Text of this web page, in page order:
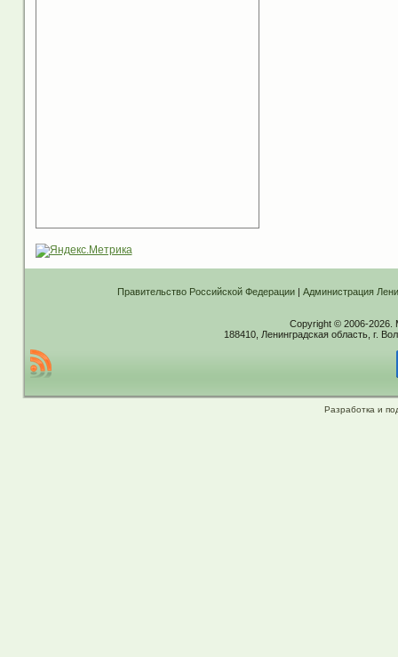
Правительство Российской Федерации| Администрация
Copyright © 2006-2026.
188410, Ленинградская область, г.
Разработка и